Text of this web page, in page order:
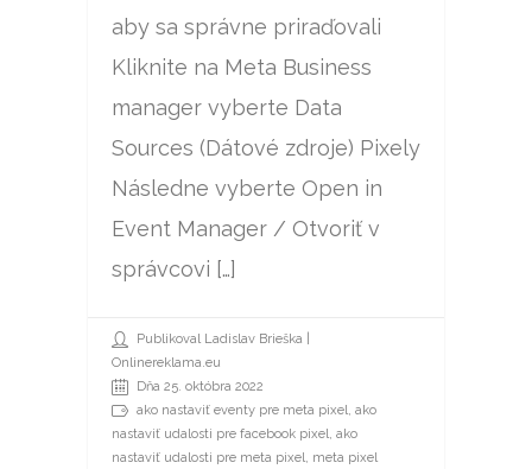
aby sa správne priraďovali
Kliknite na Meta Business
manager vyberte Data
Sources (Dátové zdroje) Pixely
Následne vyberte Open in
Event Manager / Otvoriť v
správcovi […]
Publikoval Ladislav Brieška |
Onlinereklama.eu
Dňa 25. októbra 2022
ako nastaviť eventy pre meta pixel, ako
nastaviť udalosti pre facebook pixel, ako
nastaviť udalosti pre meta pixel, meta pixel